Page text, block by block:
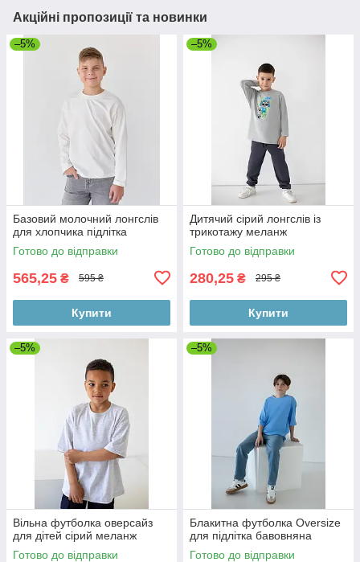
Акційні пропозиції та новинки
–5%
Базовий молочний лонгслів
для хлопчика підлітка
Готово до відправки
565,25 ₴ 595 ₴
Купити
–5%
Дитячий сірий лонгслів із
трикотажу меланж
Готово до відправки
280,25 ₴ 295 ₴
Купити
–5%
Вільна футболка оверсайз
для дітей сірий меланж
Готово до відправки
–5%
Блакитна футболка Oversize
для підлітка бавовняна
Готово до відправки